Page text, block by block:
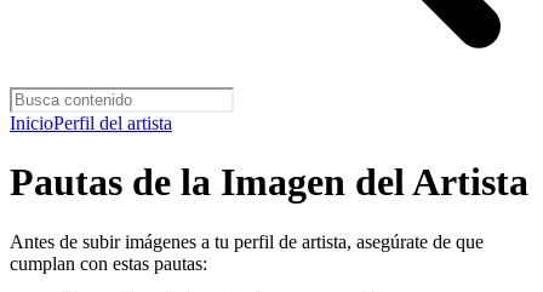
InicioPerfil del artista
Pautas de la Imagen del Artista
Antes de subir imágenes a tu perfil de artista, asegúrate de que
cumplan con estas pautas: